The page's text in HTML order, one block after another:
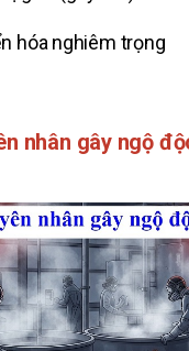
hóa nghiêm trọng
nhân gây ngộ